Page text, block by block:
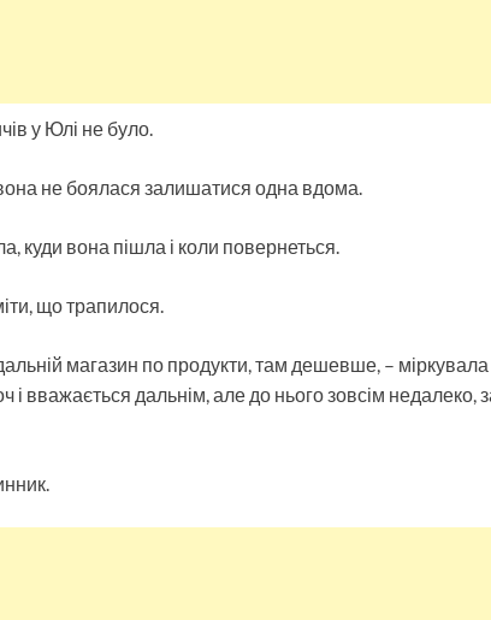
у Юлі не було.
не боялася залишатися одна вдома.
куди вона пішла і коли повернеться.
що трапилося.
магазин по продукти, там дешевше, –
і вважається дальнім, але до нього зовсім недалеко,